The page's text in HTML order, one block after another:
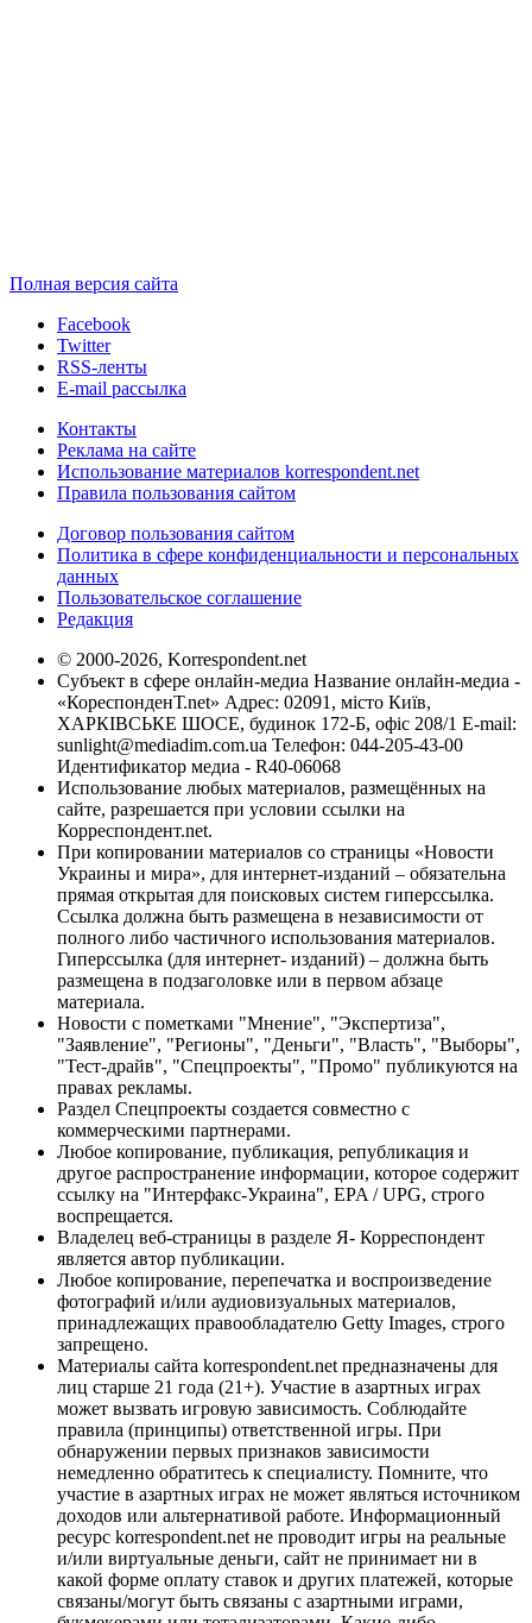
Полная версия сайта
Facebook
Twitter
RSS-ленты
E-mail рассылка
Контакты
Реклама на сайте
Использование материалов korrespondent.net
Правила пользования сайтом
Договор пользования сайтом
Политика в сфере конфиденциальности и персональных
данных
Пользовательское соглашение
Редакция
© 2000-2026, Korrespondent.net
Субъект в сфере онлайн-медиа Название онлайн-медиа -
«КореспонденТ.net» Адрес: 02091, місто Київ,
ХАРКІВСЬКЕ ШОСЕ, будинок 172-Б, офіс 208/1 E-mail:
sunlight@mediadim.com.ua Телефон: 044-205-43-00
Идентификатор медиа - R40-06068
Использование любых материалов, размещённых на
сайте, разрешается при условии ссылки на
Корреспондент.net.
При копировании материалов со страницы «Новости
Украины и мира», для интернет-изданий – обязательна
прямая открытая для поисковых систем гиперссылка.
Ссылка должна быть размещена в независимости от
полного либо частичного использования материалов.
Гиперссылка (для интернет- изданий) – должна быть
размещена в подзаголовке или в первом абзаце
материала.
Новости с пометками "Мнение", "Экспертиза",
"Заявление", "Регионы", "Деньги", "Власть", "Выборы",
"Тест-драйв", "Спецпроекты", "Промо" публикуются на
правах рекламы.
Раздел Спецпроекты создается совместно с
коммерческими партнерами.
Любое копирование, публикация, републикация и
другое распространение информации, которое содержит
ссылку на "Интерфакс-Украина", EPA / UPG, строго
воспрещается.
Владелец веб-страницы в разделе Я- Корреспондент
является автор публикации.
Любое копирование, перепечатка и воспроизведение
фотографий и/или аудиовизуальных материалов,
принадлежащих правообладателю Getty Images, строго
запрещено.
Материалы сайта korrespondent.net предназначены для
лиц старше 21 года (21+). Участие в азартных играх
может вызвать игровую зависимость. Соблюдайте
правила (принципы) ответственной игры. При
обнаружении первых признаков зависимости
немедленно обратитесь к специалисту. Помните, что
участие в азартных играх не может являться источником
доходов или альтернативой работе. Информационный
ресурс korrespondent.net не проводит игры на реальные
и/или виртуальные деньги, сайт не принимает ни в
какой форме оплату ставок и других платежей, которые
связаны/могут быть связаны с азартными играми,